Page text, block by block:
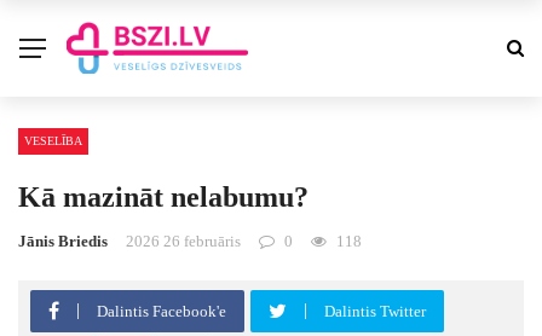
VESELĪBA
Kā mazināt nelabumu?
Jānis Briedis 2026 26 februāris 0 118
Dalintis Facebook'e Dalintis Twitter